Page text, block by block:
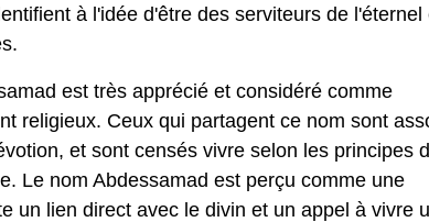
à l'idée d'être des serviteurs de l'éternel
est très apprécié et considéré comme
religieux. Ceux qui partagent ce nom sont
et sont censés vivre selon les principes
Le nom Abdessamad est perçu comme une
un lien direct avec le divin et un appel à vivre